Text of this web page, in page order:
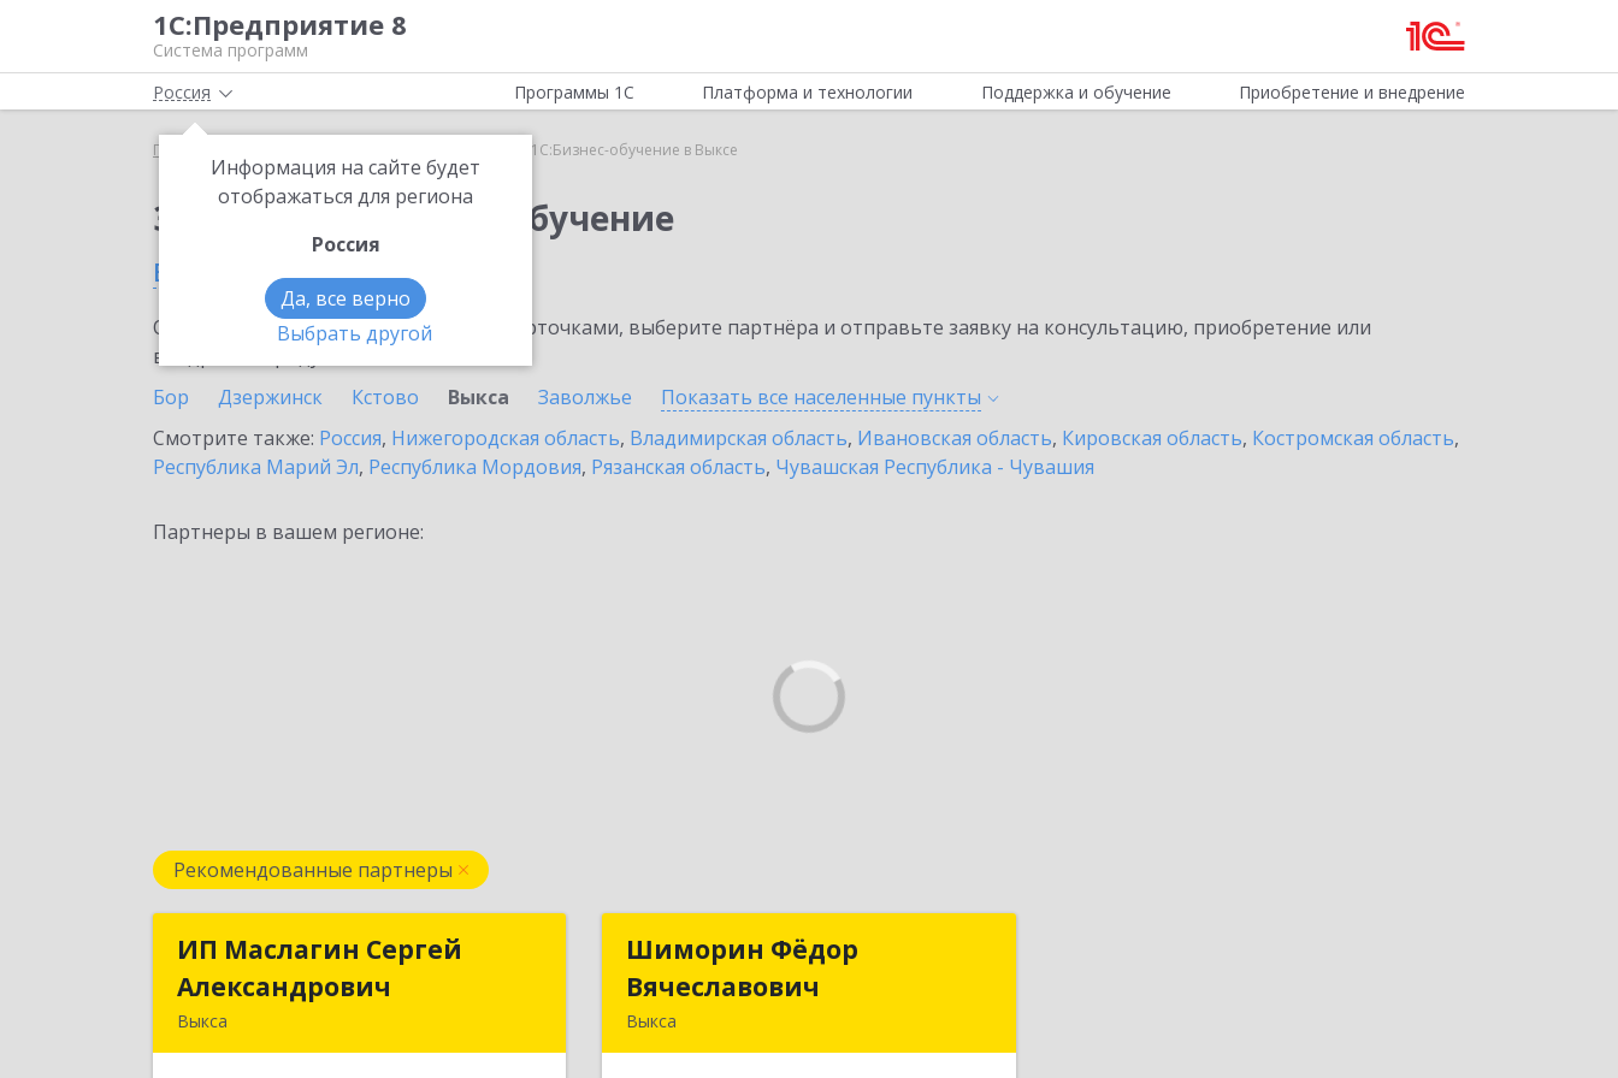
1С:Предприятие 8
Система программ
Россия
Информация на сайте будет
отображаться для региона
Россия
Да, все верно
Выбрать другой
Программы 1С Платформа и технологии Поддержка и обучение Приобретение и внедрение
Главная 1С:Бизнес-обучение в Выксе
Заказать 1С:Бизнес-обучение
в Выксе
Ознакомьтесь с информационными карточками, выберите партнёра и отправьте заявку на консультацию, приобретение или
внедрение продукта.
Бор
Дзержинск Кстово Выкса Заволжье Показать все населенные пункты
Смотрите также: Россия, Нижегородская область, Владимирская область, Ивановская область, Кировская область, Костромская область,
Республика Марий Эл, Республика Мордовия, Рязанская область, Чувашская Республика - Чувашия
Партнеры в вашем регионе:
Рекомендованные партнеры
ИП Маслагин Сергей
Александрович
Выкса
ИП Маслагин Сергей
Александрович
Шиморин Фёдор
Вячеславович
Выкса
Шиморин Фёдор
Вячеславович